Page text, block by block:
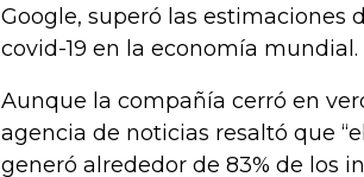
Google, superó las estimaciones
covid-19 en la economía mundial.
Aunque la compañía cerró en
agencia de noticias resaltó que
generó alrededor de 83% de los